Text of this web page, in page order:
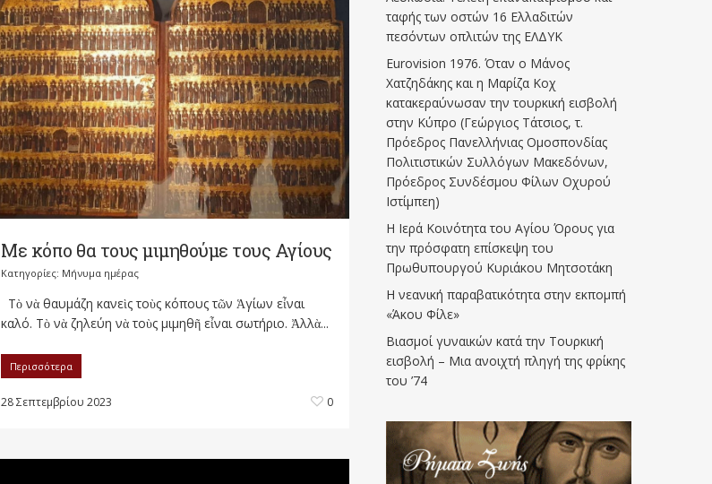
Με κόπο θα τους μιμηθούμε τους Αγίους
Κατηγορίες: Μήνυμα ημέρας
Τὸ νὰ θαυμάζη κανεὶς τοὺς κόπους τῶν Ἁγίων εἶναι
καλό. Τὸ νὰ ζηλεύη νὰ τοὺς μιμηθῆ εἶναι σωτήριο. Ἀλλὰ...
Περισσότερα
28 Σεπτεμβρίου 2023 0
ταφής των οστών 16 Ελλαδιτών
πεσόντων οπλιτών της ΕΛΔΥΚ
Eurovision 1976. Όταν ο Μάνος
Χατζηδάκης και η Μαρίζα Κοχ
κατακεραύνωσαν την τουρκική εισβολή
στην Κύπρο (Γεώργιος Τάτσιος, τ.
Πρόεδρος Πανελλήνιας Ομοσπονδίας
Πολιτιστικών Συλλόγων Μακεδόνων,
Πρόεδρος Συνδέσμου Φίλων Οχυρού
Ιστίμπεη)
Η Ιερά Κοινότητα του Αγίου Όρους για
την πρόσφατη επίσκεψη του
Πρωθυπουργού Κυριάκου Μητσοτάκη
Η νεανική παραβατικότητα στην εκπομπή
«Άκου Φίλε»
Βιασμοί γυναικών κατά την Τουρκική
εισβολή – Μια ανοιχτή πληγή της φρίκης
του ’74